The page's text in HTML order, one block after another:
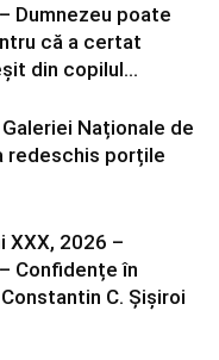
Dumnezeu poate
că a certat
din copilul...
Galeriei Naționale de
redeschis porțile
XXX, 2026 –
Confidențe în
C. Șișiroi